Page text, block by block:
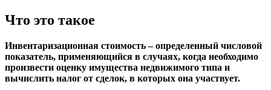
Что это такое
Инвентаризационная стоимость – определенный числовой
показатель, применяющийся в случаях, когда необходимо
произвести оценку имущества недвижимого типа и
вычислить налог от сделок, в которых она участвует.